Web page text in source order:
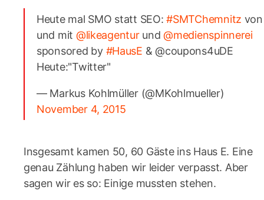
Heute mal SMO statt SEO:#SMTChemnitz von
und mit @likeagenturund@medienspinnerei
sponsored by #HausE & @coupons4uDE
Heute:"Twitter"
— Markus Kohlmüller (@MKohlmueller)
November 4, 2015
Insgesamt kamen 50, 60 Gäste ins Haus E. Eine
genau Zählung haben wir leider verpasst. Aber
sagen wir es so: Einige mussten stehen.